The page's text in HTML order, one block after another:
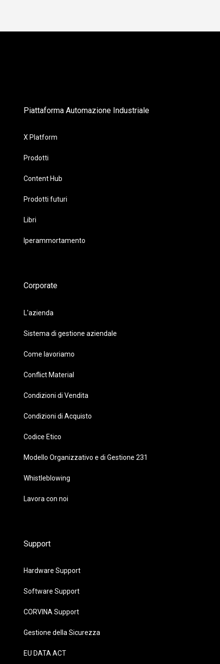
Piattaforma Automazione Industriale
X Platform
Prodotti
Content Hub
Prodotti futuri
Libri
Iperammortamento
Corporate
L'azienda
Sistema di gestione aziendale
Come lavoriamo
Conflict Material
Condizioni di Vendita
Condizioni di Acquisto
Codice Etico
Modello Organizzativo e di Gestione 231
Whistleblowing
Lavora con noi
Support
Hardware Support
Software Support
CORVINA Support
Gestione della Sicurezza
EU DATA ACT